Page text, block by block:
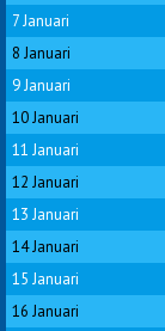
7 Januari
8 Januari
9 Januari
10 Januari
11 Januari
12 Januari
13 Januari
14 Januari
15 Januari
16 Januari